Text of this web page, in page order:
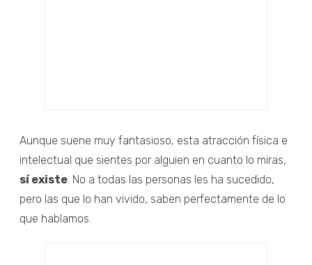
Aunque suene muy fantasioso, esta atracción física e
intelectual que sientes por alguien en cuanto lo miras,
sí existe . No a todas las personas les ha sucedido,
pero las que lo han vivido, saben perfectamente de lo
que hablamos.